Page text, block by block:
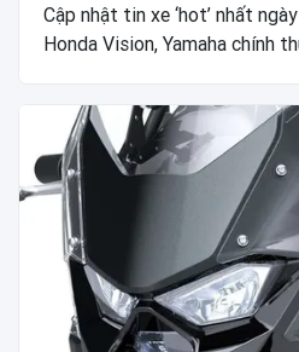
Cập nhật tin xe ‘hot’ nhất
Honda Vision, Yamaha chính